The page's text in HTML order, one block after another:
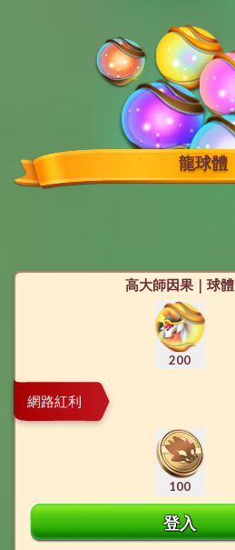
龍球體
高大師因果｜球體
200
網路紅利
100
登入